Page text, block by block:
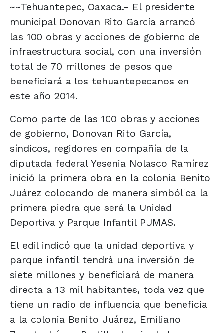
~~Tehuantepec, Oaxaca.- El presidente
municipal Donovan Rito García arrancó
las 100 obras y acciones de gobierno de
infraestructura social, con una inversión
total de 70 millones de pesos que
beneficiará a los tehuantepecanos en
este año 2014.
Como parte de las 100 obras y acciones
de gobierno, Donovan Rito García,
síndicos, regidores en compañía de la
diputada federal Yesenia Nolasco Ramírez
inició la primera obra en la colonia Benito
Juárez colocando de manera simbólica la
primera piedra que será la Unidad
Deportiva y Parque Infantil PUMAS.
El edil indicó que la unidad deportiva y
parque infantil tendrá una inversión de
siete millones y beneficiará de manera
directa a 13 mil habitantes, toda vez que
tiene un radio de influencia que beneficia
a la colonia Benito Juárez, Emiliano